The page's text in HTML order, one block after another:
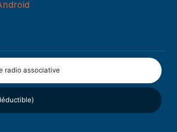
radio associative